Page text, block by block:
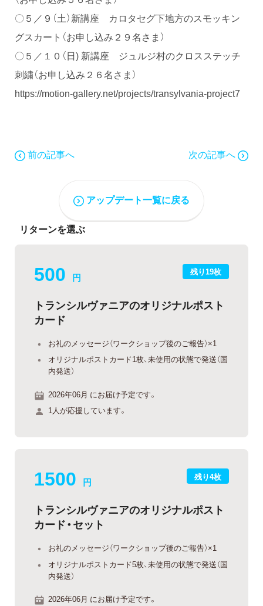
〇５／９（土）新講座 カロタセグ下地方のスモッキン
グスカート（お申し込み２９名さま）
〇５／１０（日) 新講座 ジュルジ村のクロスステッチ
刺繍（お申し込み２６名さま）
https://motion-gallery.net/projects/transylvania-project7
前の記事へ 次の記事へ
アップデート一覧に戻る
リターンを選ぶ
残り19枚
500 円
トランシルヴァニアのオリジナルポスト
カード
お礼のメッセージ（ワークショップ後のご報告）×1
オリジナルポストカード1枚、未使用の状態で発送（国
内発送）
2026年06月 にお届け予定です。
1人が応援しています。
残り4枚
1500 円
トランシルヴァニアのオリジナルポスト
カード・セット
お礼のメッセージ（ワークショップ後のご報告）×1
オリジナルポストカード5枚、未使用の状態で発送（国
内発送）
2026年06月 にお届け予定です。